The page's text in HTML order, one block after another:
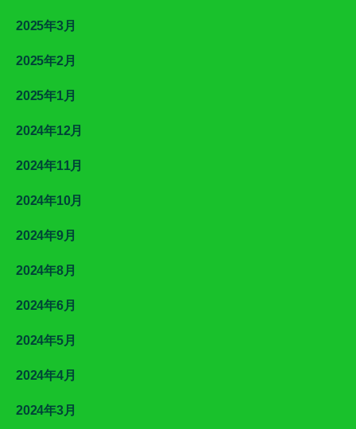
2025年3月
2025年2月
2025年1月
2024年12月
2024年11月
2024年10月
2024年9月
2024年8月
2024年6月
2024年5月
2024年4月
2024年3月